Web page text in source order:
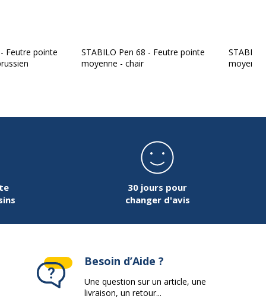
Feutre pointe
STABILO Pen 68 - Feutre pointe
moyenne - chair
30 jours pour
changer d'avis
Besoin d’Aide ?
Une question sur un article, une
livraison, un retour...